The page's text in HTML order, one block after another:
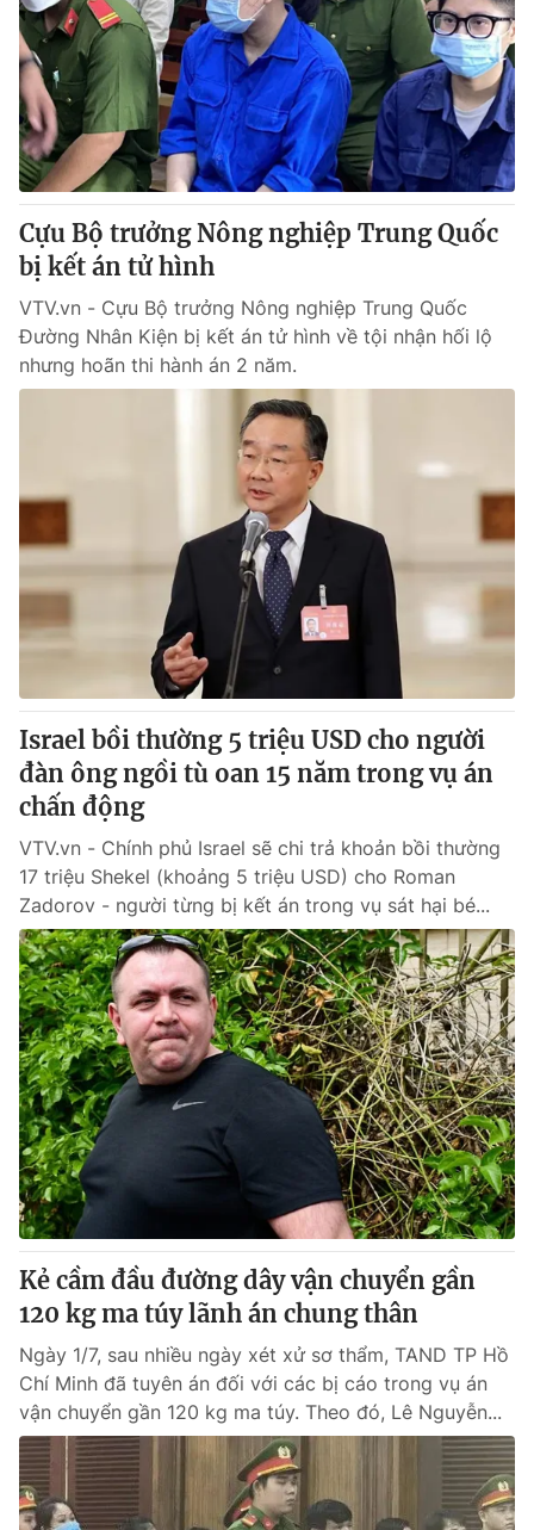
VTV Sức khoẻ Bất động sản
Thị trường 24h Tấm lòng Việt
VTV4 Vươn mình bằng AI
VTV9 VTV8
Liên hệ tòa soạn English
Cơ quan chủ quản: Đài Truyền hình Việt Nam
Cơ quan báo chí:
Thời báo VTV
Giấy phép hoạt động báo in và báo điện tử số 483/GP-BTTTT
cấp ngày 29/12/2023
Tổng Biên tập:Vũ Thanh Thủy
Phó Tổng Biên tập:Nguyễn Thị Mỹ Hạnh, Phạm Quốc Thắng,
Nguyễn Trọng Ninh
Tổng đài VTV:024.38 355 931 - 024.38 355 932
Ðiện thoại Thời báo VTV:
024.66 897 897
Email:toasoan@vtv.vn
Liên hệ quảng cáo: 024-7300.7108
® Cấm sao chép dưới mọi hình thức nếu không có sự chấp
thuận bằng văn bản. Ghi rõ nguồn VTV.vn khi phát hành lại
thông tin từ website này.
Cựu Bộ trưởng Nông nghiệp Trung Quốc
bị kết án tử hình
VTV.vn - Cựu Bộ trưởng Nông nghiệp Trung Quốc
Đường Nhân Kiện bị kết án tử hình về tội nhận hối lộ
nhưng hoãn thi hành án 2 năm.
Israel bồi thường 5 triệu USD cho người
đàn ông ngồi tù oan 15 năm trong vụ án
chấn động
VTV.vn - Chính phủ Israel sẽ chi trả khoản bồi thường
17 triệu Shekel (khoảng 5 triệu USD) cho Roman
Zadorov - người từng bị kết án trong vụ sát hại bé...
Kẻ cầm đầu đường dây vận chuyển gần
120 kg ma túy lãnh án chung thân
Ngày 1/7, sau nhiều ngày xét xử sơ thẩm, TAND TP Hồ
Chí Minh đã tuyên án đối với các bị cáo trong vụ án
vận chuyển gần 120 kg ma túy. Theo đó, Lê Nguyễn...